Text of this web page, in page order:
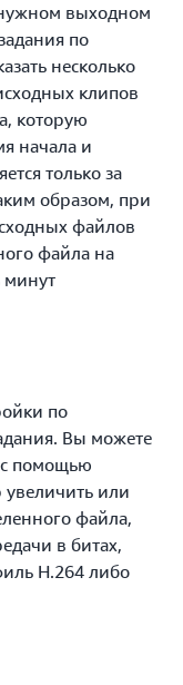
S3 и настроить
для
видео‑ и
файлы
высокое
выходном
по
несколько
клипов
которую
начала и
только за
образом, при
файлов
файла на
минут
по
Вы можете
с помощью
или
файла,
в битах,
H.264 либо